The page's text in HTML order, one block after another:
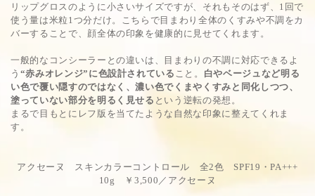
リップグロスのように小さいサイズですが、それもそのはず、1回で
使う量は米粒1つ分だけ。こちらで目まわり全体のくすみや不調をカ
バーすることで、顔全体の印象を健康的に見せてくれます。
一般的なコンシーラーとの違いは、目まわりの不調に対応できるよ
う “赤みオレンジ”に色設計されている こと。 白やベージュなど明る
い色で覆い隠すのではなく、濃い色でくまやくすみと同化しつつ、
塗っていない部分を明るく見せる という逆転の発想。
まるで目もとにレフ版を当てたような自然な印象に整えてくれま
す。
アクセーヌ スキンカラーコントロール 全2色 SPF19・PA+++
10g ￥3,500／アクセーヌ